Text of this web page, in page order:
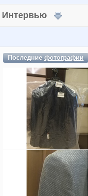
Интервью
Последниефотографии